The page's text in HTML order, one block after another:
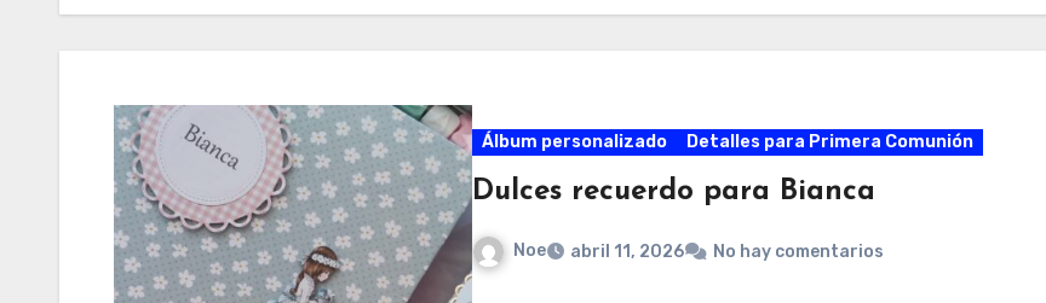
Álbum personalizado Detalles para Primera Comunión
Dulces recuerdo para Bianca
Noe abril 11, 2026 No hay comentarios